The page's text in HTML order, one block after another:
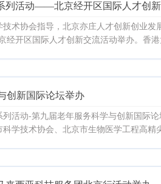
列活动——北京经开区国际人才创
技术协会指导，北京亦庄人才创新创业
开区国际人才创新交流活动举办。香
创新国际论坛举办
列活动-第九届老年服务科学与创新国际
学技术协会、北京市生物医学工程高精